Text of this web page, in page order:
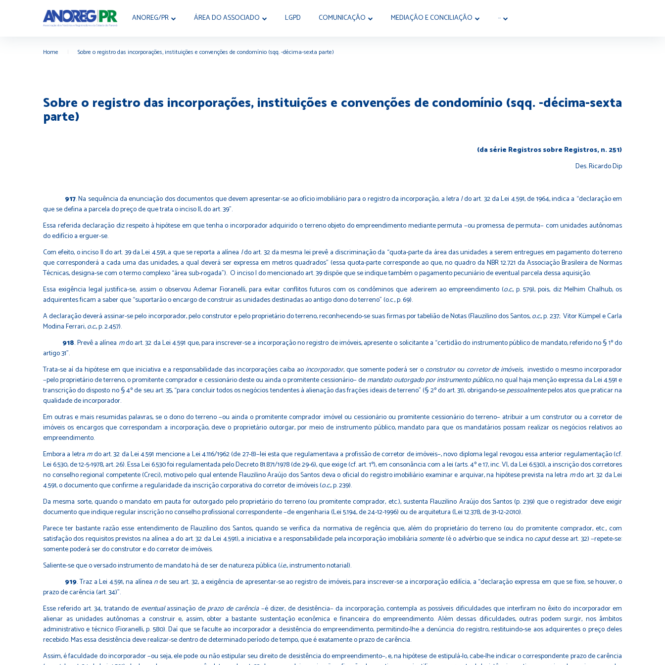
ANOREG/PR ÁREA DO ASSOCIADO LGPD COMUNICAÇÃO MEDIAÇÃO E CONCILIAÇÃO ···
Home Sobre o registro das incorporações, instituições e convenções de condomínio (sqq. -décima-sexta parte)
Sobre o registro das incorporações, instituições e convenções de condomínio (sqq. -décima-sexta
parte)
(da série Registros sobre Registros, n. 251)
Des. Ricardo Dip
917. Na sequência da enunciação dos documentos que devem apresentar-se ao ofício imobiliário para o registro da incorporação, a letra ldo art. 32 da Lei 4.591, de 1964, indica a “declaração em
que se defina a parcela do preço de que trata o inciso II, do art. 39”.
Essa referida declaração diz respeito à hipótese em que tenha o incorporador adquirido o terreno objeto do empreendimento mediante permuta −ou promessa de permuta− com unidades autônomas
do edifício a erguer-se.
Com efeito, o inciso II do art. 39 da Lei 4.591, a que se reporta a alínea ldo art. 32 da mesma lei prevê a discriminação da “quota-parte da área das unidades a serem entregues em pagamento do terreno
que corresponderá a cada uma das unidades, a qual deverá ser expressa em metros quadrados” (essa quota-parte corresponde ao que, no quadro da NBR 12.721 da Associação Brasileira de Normas
Técnicas, designa-se com o termo complexo “área sub-rogada”). O inciso I do mencionado art. 39 dispõe que se indique também o pagamento pecuniário de eventual parcela dessa aquisição.
Essa exigência legal justifica-se, assim o observou Ademar Fioranelli, para evitar conflitos futuros com os condôminos que aderirem ao empreendimento (o.c., p. 579), pois, diz Melhim Chalhub, os
adquirentes ficam a saber que “suportarão o encargo de construir as unidades destinadas ao antigo dono do terreno” (o.c., p. 69).
A declaração deverá assinar-se pelo incorporador, pelo construtor e pelo proprietário do terreno, reconhecendo-se suas firmas por tabelião de Notas (Flauzilino dos Santos,o.c., p. 237; Vitor Kümpel e Carla
Modina Ferrari,o.c., p. 2.457).
918. Prevê a alínea mdo art. 32 da Lei 4.591 que, para inscrever-se a incorporação no registro de imóveis, apresente o solicitante a “certidão do instrumento público de mandato, referido no § 1º do
artigo 31”.
Trata-se aí da hipótese em que iniciativa e a responsabilidade das incorporações caiba ao incorporador, que somente poderá ser o construtorou corretor de imóveis, investido o mesmo incorporador
−pelo proprietário de terreno, o promitente comprador e cessionário deste ou ainda o promitente cessionário− demandato outorgado por instrumento público, no qual haja menção expressa da Lei 4.591 e
transcrição do disposto no § 4º de seu art. 35, “para concluir todos os negócios tendentes à alienação das frações ideais de terreno” (§ 2º do art. 31), obrigando-sepessoalmentepelos atos que praticar na
qualidade de incorporador.
Em outras e mais resumidas palavras, se o dono do terreno −ou ainda o promitente comprador imóvel ou cessionário ou promitente cessionário do terreno− atribuir a um construtor ou a corretor de
imóveis os encargos que correspondam a incorporação, deve o proprietário outorgar, por meio de instrumento público, mandato para que os mandatários possam realizar os negócios relativos ao
empreendimento.
Embora a letra mdo art. 32 da Lei 4.591 mencione a Lei 4.116/1962 (de 27-8)−lei esta que regulamentava a profissão de corretor de imóveis−, novo diploma legal revogou essa anterior regulamentação (cf.
Lei 6.530, de 12-5-1978, art. 26). Essa Lei 6.530 foi regulamentada pelo Decreto 81.871/1978 (de 29-6), que exige (cf. art. 1º), em consonância com a lei (arts. 4º e 17, inc. VI, da Lei 6.530), a inscrição dos corretores
no conselho regional competente (Creci), motivo pelo qual entende Flauzilino Araújo dos Santos deva o oficial do registro imobiliário examinar e arquivar, na hipótese prevista na letra mdo art. 32 da Lei
4.591, o documento que confirme a regularidade da inscrição corporativa do corretor de imóveis (o.c., p. 239).
Da mesma sorte, quando o mandato em pauta for outorgado pelo proprietário do terreno (ou promitente comprador, etc.), sustenta Flauzilino Araújo dos Santos (p. 239) que o registrador deve exigir
documento que indique regular inscrição no conselho profissional correspondente −de engenharia (Lei 5.194, de 24-12-1996) ou de arquitetura (Lei 12.378, de 31-12-2010).
Parece ter bastante razão esse entendimento de Flauzilino dos Santos, quando se verifica da normativa de regência que, além do proprietário do terreno (ou do promitente comprador, etc., com
satisfação dos requisitos previstos na alínea a do art. 32 da Lei 4.591), a iniciativa e a responsabilidade pela incorporação imobiliáriasomente(é o advérbio que se indica nocaputdesse art. 32) −repete-se:
somente poderá ser do construtor e do corretor de imóveis.
Saliente-se que o versado instrumento de mandato há de ser de natureza pública (i.e., instrumento notarial).
919. Traz a Lei 4.591, na alínea nde seu art. 32, a exigência de apresentar-se ao registro de imóveis, para inscrever-se a incorporação edilícia, a “declaração expressa em que se fixe, se houver, o
prazo de carência (art. 34)”.
Esse referido art. 34, tratando de eventualassinação deprazo de carência−é dizer, de desistência− da incorporação, contempla as possíveis dificuldades que interfiram no êxito do incorporador em
alienar as unidades autônomas a construir e, assim, obter a bastante sustentação econômica e financeira do empreendimento. Além dessas dificuldades, outras podem surgir, nos âmbitos
administrativo e técnico (Fioranelli, p. 580). Daí que se faculte ao incorporador a desistência do empreendimento, permitindo-lhe a denúncia do registro, restituindo-se aos adquirentes o preço deles
recebido. Mas essa desistência deve realizar-se dentro de determinado período de tempo, que é exatamente o prazo de carência.
Assim, é faculdade do incorporador −ou seja, ele pode ou não estipular seu direito de desistência do empreendimento−, e, na hipótese de estipulá-lo, cabe-lhe indicar o correspondente prazo de carência